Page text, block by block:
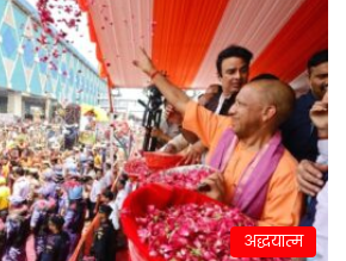
अद्धयात्म